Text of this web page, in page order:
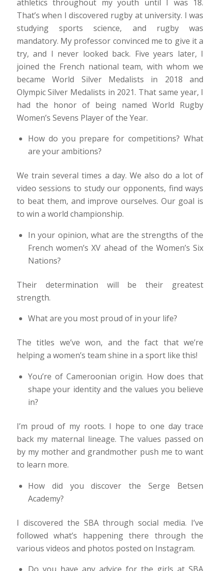
athletics throughout my youth until I was 18.
That’s when I discovered rugby at university. I was
studying sports science, and rugby was
mandatory. My professor convinced me to give it a
try, and I never looked back. Five years later, I
joined the French national team, with whom we
became World Silver Medalists in 2018 and
Olympic Silver Medalists in 2021. That same year, I
had the honor of being named World Rugby
Women’s Sevens Player of the Year.
How do you prepare for competitions? What
are your ambitions?
We train several times a day. We also do a lot of
video sessions to study our opponents, find ways
to beat them, and improve ourselves. Our goal is
to win a world championship.
In your opinion, what are the strengths of the
French women’s XV ahead of the Women’s Six
Nations?
Their determination will be their greatest
strength.
What are you most proud of in your life?
The titles we’ve won, and the fact that we’re
helping a women’s team shine in a sport like this!
You’re of Cameroonian origin. How does that
shape your identity and the values you believe
in?
I’m proud of my roots. I hope to one day trace
back my maternal lineage. The values passed on
by my mother and grandmother push me to want
to learn more.
How did you discover the Serge Betsen
Academy?
I discovered the SBA through social media. I’ve
followed what’s happening there through the
various videos and photos posted on Instagram.